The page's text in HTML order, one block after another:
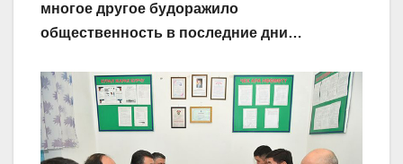
многое другое будоражило
общественность в последние дни…